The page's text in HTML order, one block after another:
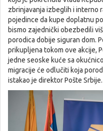
zbrinjavanja izbeglih i interno
pojedince da kupe doplatnu
bismo zajednički obezbedili
porodica dobije siguran dom.
prikupljena tokom ove akcije,
jedne seoske kuće sa
migracije će odlučiti koja
istakao je direktor Pošte Srbije.